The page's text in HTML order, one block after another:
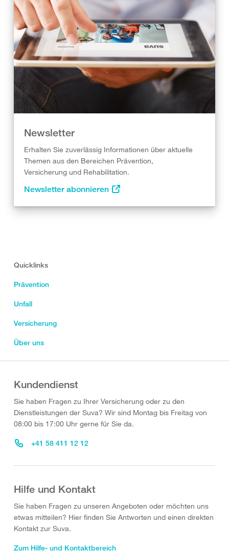
Newsletter
Erhalten Sie zuverlässig Informationen über aktuelle
Themen aus den Bereichen Prävention,
Versicherung und Rehabilitation.
Newsletter abonnieren
Quicklinks
Prävention
Unfall
Versicherung
Über uns
Kundendienst
Sie haben Fragen zu Ihrer Versicherung oder zu den
Dienstleistungen der Suva? Wir sind Montag bis Freitag von
08:00 bis 17:00 Uhr gerne für Sie da.
+41 58 411 12 12
Hilfe und Kontakt
Sie haben Fragen zu unseren Angeboten oder möchten uns
etwas mitteilen? Hier finden Sie Antworten und einen direkten
Kontakt zur Suva.
Zum Hilfe- und Kontaktbereich